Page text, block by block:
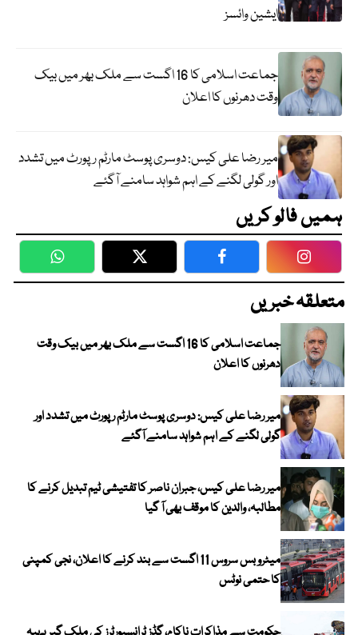
ایشین وائسز
جماعت اسلامی کا 16 اگست سے ملک بھر میں بیک
وقت دھرنوں کا اعلان
میر رضا علی کیس: دوسری پوسٹ مارٹم رپورٹ میں تشدد
اور گولی لگنے کے اہم شواہد سامنے آگئے
ہمیں فالو کریں
WhatsApp Twitter Facebook
متعلقہ خبریں
جماعت اسلامی کا 16 اگست سے ملک بھر میں بیک وقت
دھرنوں کا اعلان
میر رضا علی کیس: دوسری پوسٹ مارٹم رپورٹ میں تشدد اور
گولی لگنے کے اہم شواہد سامنے آگئے
میر رضا علی کیس، جبران ناصر کا تفتیشی ٹیم تبدیل کرنے کا
مطالبہ، والدین کا موقف بھی آ گیا
میٹرو بس سروس 11 اگست سے بند کرنے کا اعلان، نجی کمپنی
کا حتمی نوٹس